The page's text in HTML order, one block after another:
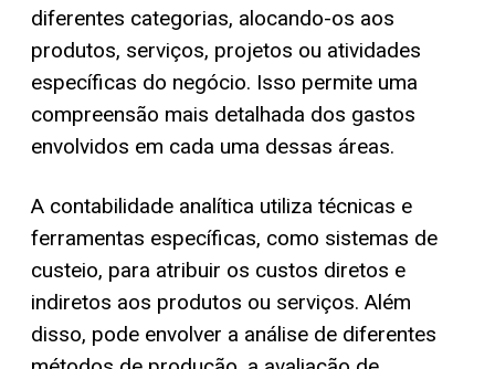
diferentes categorias, alocando-os aos
produtos, serviços, projetos ou atividades
específicas do negócio. Isso permite uma
compreensão mais detalhada dos gastos
envolvidos em cada uma dessas áreas.
A contabilidade analítica utiliza técnicas e
ferramentas específicas, como sistemas de
custeio, para atribuir os custos diretos e
indiretos aos produtos ou serviços. Além
disso, pode envolver a análise de diferentes